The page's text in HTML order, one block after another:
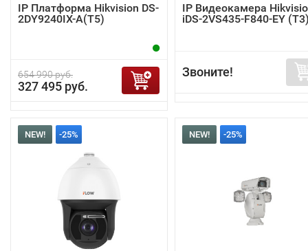
IP Платформа Hikvision DS-
2DY9240IX-A(T5)
654 990 руб.
327 495 руб.
IP Видеокамера
iDS-2VS435-F840-EY
Звоните!
NEW! -25% NEW! -25%